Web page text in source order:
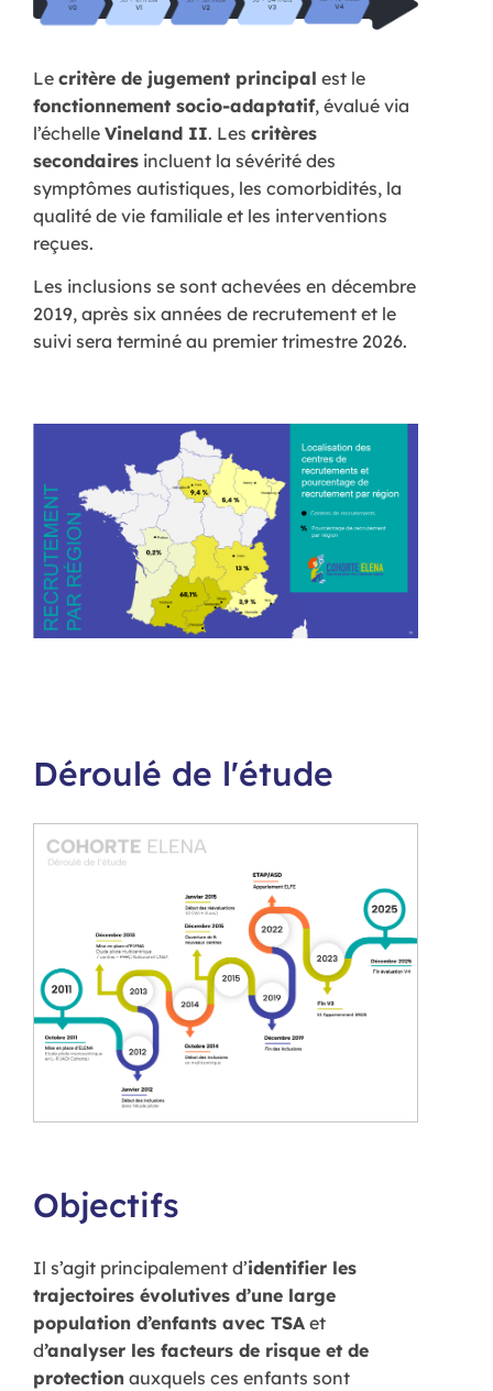
Le critère de jugement principal est le
fonctionnement socio-adaptatif, évalué via
l’échelle Vineland II. Les critères
secondaires incluent la sévérité des
symptômes autistiques, les comorbidités, la
qualité de vie familiale et les interventions
reçues.
Les inclusions se sont achevées en décembre
2019, après six années de recrutement et le
suivi sera terminé au premier trimestre 2026.
Déroulé de l'étude
Objectifs
Il s’agit principalement d’identifier les
trajectoires évolutives d’une large
population d’enfants avec TSA et
d’analyser les facteurs de risque et de
protection auxquels ces enfants sont